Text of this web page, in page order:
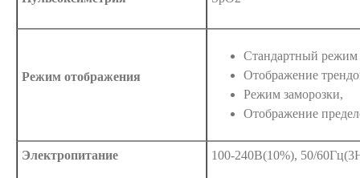
Режим отображения
Стандартный режим
Отображение
Режим заморозки,
Отображение
Электропитание 100-240В(10%), 50/